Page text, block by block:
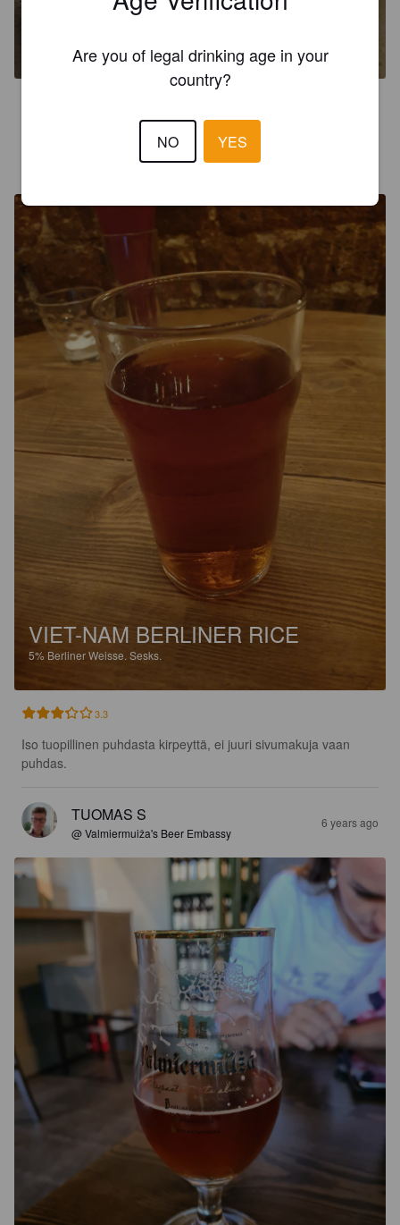
EKUANOT PALE ALE
VIET-NAM BERLINER RICE
5% Berliner Weisse. Sesks.
3.3
Iso tuopillinen puhdasta kirpeyttä, ei juuri sivumakuja vaan
puhdas.
TUOMAS S
@ Valmiermuiža's Beer Embassy
6 years ago
Are you of legal drinking age in your
country?
NO YES